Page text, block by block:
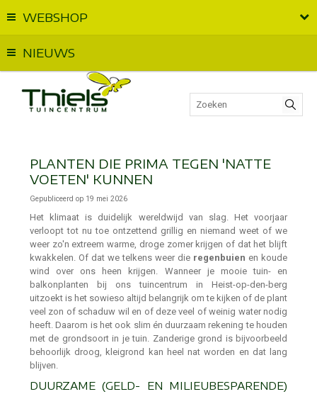
WEBSHOP
NIEUWS
PLANTEN DIE PRIMA TEGEN 'NATTE
VOETEN' KUNNEN
Gepubliceerd op 19 mei 2026
Het klimaat is duidelijk wereldwijd van slag. Het voorjaar
verloopt tot nu toe ontzettend grillig en niemand weet of we
weer zo'n extreem warme, droge zomer krijgen of dat het blijft
kwakkelen. Of dat we telkens weer die regenbuien en koude
wind over ons heen krijgen. Wanneer je mooie tuin- en
balkonplanten bij ons tuincentrum in Heist-op-den-berg
uitzoekt is het sowieso altijd belangrijk om te kijken of de plant
veel zon of schaduw wil en of deze veel of weinig water nodig
heeft. Daarom is het ook slim én duurzaam rekening te houden
met de grondsoort in je tuin. Zanderige grond is bijvoorbeeld
behoorlijk droog, kleigrond kan heel nat worden en dat lang
blijven.
DUURZAME (GELD- EN MILIEUBESPARENDE)